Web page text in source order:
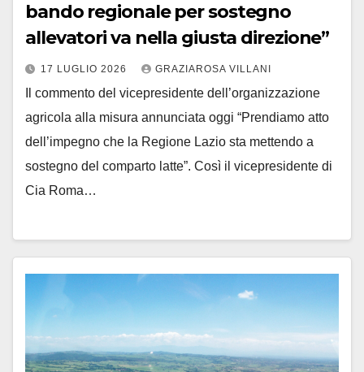
bando regionale per sostegno
allevatori va nella giusta direzione”
17 LUGLIO 2026 GRAZIAROSA VILLANI
Il commento del vicepresidente dell’organizzazione
agricola alla misura annunciata oggi “Prendiamo atto
dell’impegno che la Regione Lazio sta mettendo a
sostegno del comparto latte”. Così il vicepresidente di
Cia Roma…